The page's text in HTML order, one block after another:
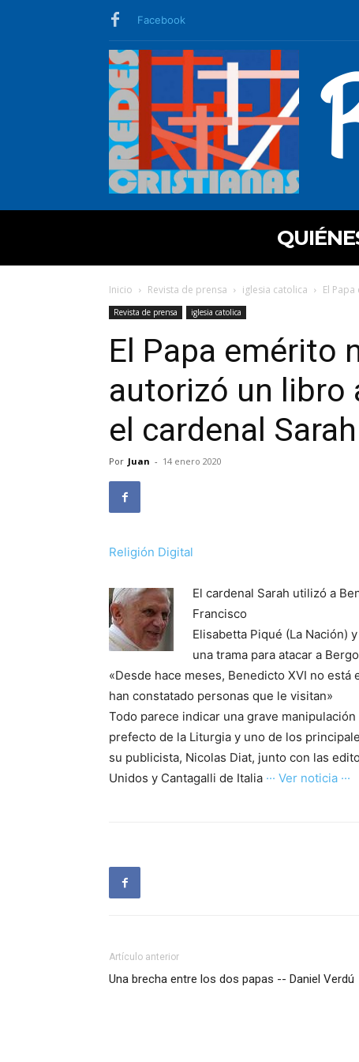
Facebook
Inicio Revista de prensa iglesia catolica El
Revista de prensa iglesia catolica
El Papa emérito
autorizó un libro
el cardenal
Por Juan - 14 enero 2020
Religión Digital
El cardenal Sarah utilizó a
Francisco
Elisabetta Piqué (La Nación)
una trama para atacar a
«Desde hace meses, Benedicto XVI no
han constatado personas que le visitan»
Todo parece indicar una grave
prefecto de la Liturgia y uno de los
su publicista, Nicolas Diat, junto con las
Unidos y Cantagalli de Italia ··· Ver noticia ···
Artículo anterior
Una brecha entre los dos papas -- Daniel Verdú